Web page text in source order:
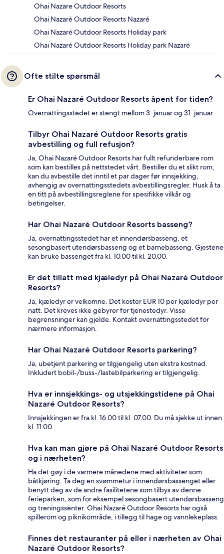
Ohai Nazare Outdoor Resorts
Ohai Nazaré Outdoor Resorts Nazaré
Ohai Nazaré Outdoor Resorts Holiday park
Ohai Nazaré Outdoor Resorts Holiday park Nazaré
Ofte stilte spørsmål
Er Ohai Nazaré Outdoor Resorts åpent for tiden?
Overnattingsstedet er stengt mellom 3. januar og 31. januar.
Tilbyr Ohai Nazaré Outdoor Resorts gratis
avbestilling og full refusjon?
Ja, Ohai Nazaré Outdoor Resorts har fullt refunderbare rom
som kan bestilles på nettstedet vårt. Bestiller du et slikt rom,
kan du avbestille det inntil et par dager før innsjekking,
avhengig av overnattingsstedets avbestillingsregler. Husk å ta
en titt på avbestillingsreglene for spesifikke vilkår og
betingelser.
Har Ohai Nazaré Outdoor Resorts basseng?
Ja, overnattingsstedet har et innendørsbasseng, et
sesongbasert utendørsbasseng og et barnebasseng. Gjestene
kan bruke bassenget fra kl. 10.00 til kl. 20.00.
Er det tillatt med kjæledyr på Ohai Nazaré Outdoor
Resorts?
Ja, kjæledyr er velkomne. Det koster EUR 10 per kjæledyr per
natt. Det kreves ikke gebyrer for tjenestedyr. Visse
begrensninger kan gjelde. Kontakt overnattingsstedet for
nærmere informasjon.
Har Ohai Nazaré Outdoor Resorts parkering?
Ja, ubetjent parkering er tilgjengelig uten ekstra kostnad.
Inkludert bobil-/buss-/lastebilparkering er tilgjengelig.
Hva er innsjekkings- og utsjekkingstidene på Ohai
Nazaré Outdoor Resorts?
Innsjekkingen er fra kl. 16.00 til kl. 07.00. Du må sjekke ut innen
kl. 11.00.
Hva kan man gjøre på Ohai Nazaré Outdoor Resorts
og i nærheten?
Ha det gøy i de varmere månedene med aktiviteter som
båtkjøring. Ta deg en svømmetur i innendørsbassenget eller
benytt deg av de andre fasilitetene som tilbys av denne
ferieparken, som for eksempel sesongbasert utendørsbasseng
og treningssenter. Ohai Nazaré Outdoor Resorts har også
spillerom og piknikområde, i tillegg til hage og vannlekeplass.
Finnes det restauranter på eller i nærheten av Ohai
Nazaré Outdoor Resorts?